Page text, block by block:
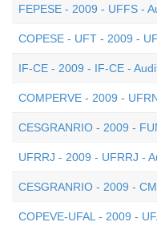
FEPESE - 2009 - UFFS -
COPESE - UFT - 2009 -
IF-CE - 2009 - IF-CE -
COMPERVE - 2009 -
CESGRANRIO - 2009 -
UFRRJ - 2009 - UFRRJ -
CESGRANRIO - 2009 -
COPEVE-UFAL - 2009 -